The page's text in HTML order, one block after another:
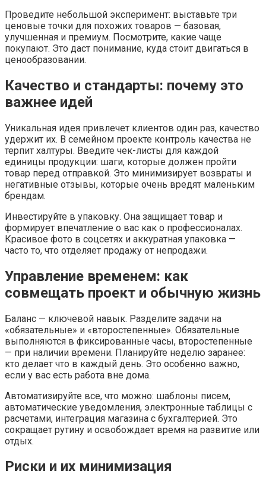
Проведите небольшой эксперимент: выставьте три
ценовые точки для похожих товаров — базовая,
улучшенная и премиум. Посмотрите, какие чаще
покупают. Это даст понимание, куда стоит двигаться в
ценообразовании.
Качество и стандарты: почему это
важнее идей
Уникальная идея привлечет клиентов один раз, качество
удержит их. В семейном проекте контроль качества не
терпит халтуры. Введите чек-листы для каждой
единицы продукции: шаги, которые должен пройти
товар перед отправкой. Это минимизирует возвраты и
негативные отзывы, которые очень вредят маленьким
брендам.
Инвестируйте в упаковку. Она защищает товар и
формирует впечатление о вас как о профессионалах.
Красивое фото в соцсетях и аккуратная упаковка —
часто то, что отделяет продажу от непродажи.
Управление временем: как
совмещать проект и обычную жизнь
Баланс — ключевой навык. Разделите задачи на
«обязательные» и «второстепенные». Обязательные
выполняются в фиксированные часы, второстепенные
— при наличии времени. Планируйте неделю заранее:
кто делает что в каждый день. Это особенно важно,
если у вас есть работа вне дома.
Автоматизируйте все, что можно: шаблоны писем,
автоматические уведомления, электронные таблицы с
расчетами, интеграция магазина с бухгалтерией. Это
сокращает рутину и освобождает время на развитие или
отдых.
Риски и их минимизация